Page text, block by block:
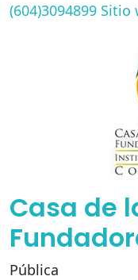
(604)3094899 Sitio
Casa de
Pública